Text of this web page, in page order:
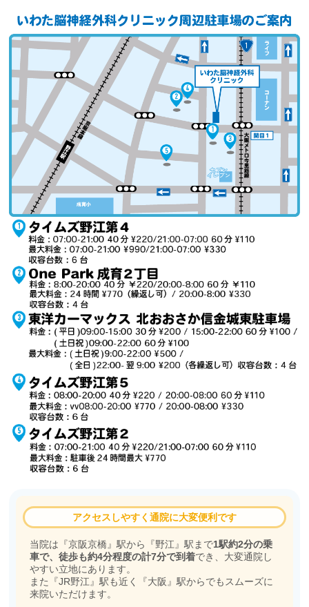
アクセスしやすく通院に大変便利です
当院は『京阪京橋』駅から『野江』駅まで1駅約2分の乗
車で、徒歩も約4分程度の計7分で到着でき、大変通院し
やすい立地にあります。
また『JR野江』駅も近く『大阪』駅からでもスムーズに
来院いただけます。